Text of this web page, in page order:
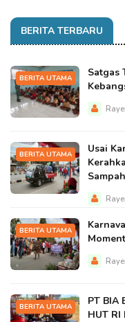
BERITA TERBARU
BERITA UTAMA
Satgas
BERITA UTAMA
Usai
Sampah
BERITA UTAMA
BERITA UTAMA
PT BIA
HUT